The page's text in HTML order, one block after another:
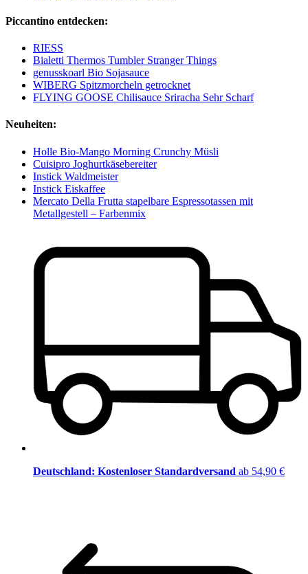
Piccantino entdecken:
RIESS
Bialetti Thermos Tumbler Stranger Things
genusskoarl Bio Sojasauce
WIBERG Spitzmorcheln getrocknet
FLYING GOOSE Chilisauce Sriracha Sehr Scharf
Neuheiten:
Holle Bio-Mango Morning Crunchy Müsli
Cuisipro Joghurtkäsebereiter
Instick Waldmeister
Instick Eiskaffee
Mercato Della Frutta stapelbare Espressotassen mit
Metallgestell – Farbenmix
Deutschland: Kostenloser Standardversand ab 54,90 €